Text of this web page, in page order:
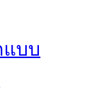
แบบ